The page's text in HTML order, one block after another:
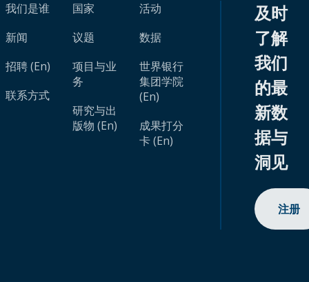
我们是谁
新闻
招聘 (En)
联系方式
国家
议题
项目与业
务
研究与出
版物 (En)
活动
数据
世界银行
集团学院
(En)
成果打分
卡 (En)
及时
了解
我们
的最
新数
据与
洞见
注册